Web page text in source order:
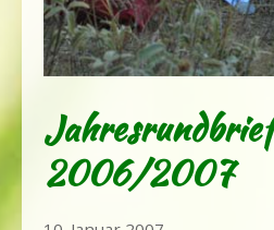
Jahresrundbrief
2006/2007